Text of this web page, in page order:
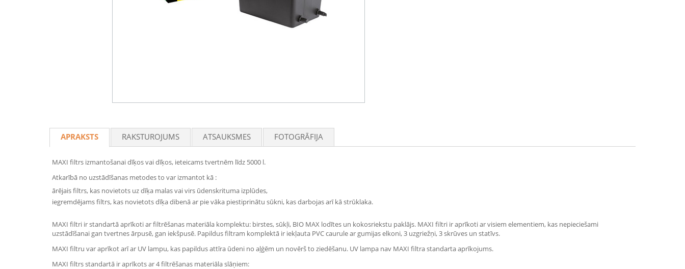
APRAKSTS RAKSTUROJUMS ATSAUKSMES FOTOGRĀFIJA
MAXI filtrs izmantošanai dīķos vai dīķos, ieteicams tvertnēm līdz 5000 l.
Atkarībā no uzstādīšanas metodes to var izmantot kā :
ārējais filtrs, kas novietots uz dīķa malas vai virs ūdenskrituma izplūdes,
iegremdējams filtrs, kas novietots dīķa dibenā ar pie vāka piestiprinātu sūkni, kas darbojas arī kā strūklaka.
MAXI filtri ir standartā aprīkoti ar filtrēšanas materiāla komplektu: birstes, sūkļi, BIO MAX lodītes un kokosriekstu paklājs. MAXI filtri ir aprīkoti ar visiem elementiem, kas nepieciešami
uzstādīšanai gan tvertnes ārpusē, gan iekšpusē. Papildus filtram komplektā ir iekļauta PVC caurule ar gumijas elkoni, 3 uzgriežņi, 3 skrūves un statīvs.
MAXI filtru var aprīkot arī ar UV lampu, kas papildus attīra ūdeni no aļģēm un novērš to ziedēšanu. UV lampa nav MAXI filtra standarta aprīkojums.
MAXI filtrs standartā ir aprīkots ar 4 filtrēšanas materiāla slāņiem: